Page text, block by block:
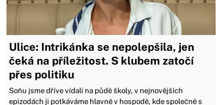
Ulice: Intrikánka se nepolepšila, jen
čeká na příležitost. S klubem zatočí
přes politiku
Soňu jsme dříve vídali na půdě školy, v nejnovějších
epizodách ji potkáváme hlavně v hospodě, kde společně s